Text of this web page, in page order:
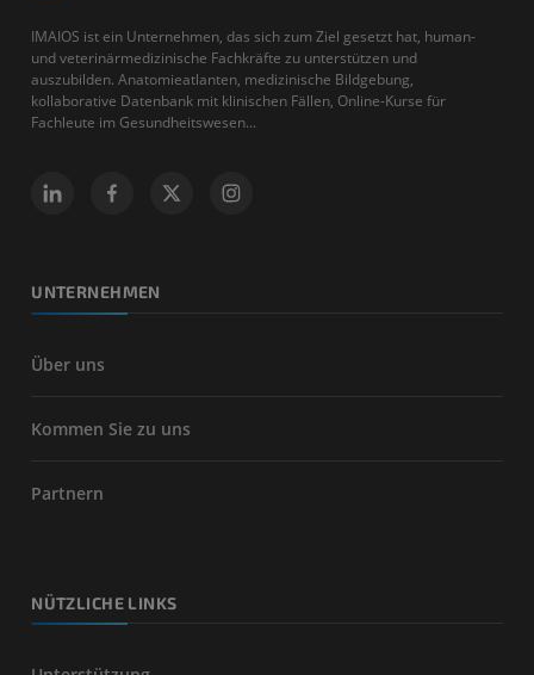
IMAIOS ist ein Unternehmen, das sich zum Ziel gesetzt hat, human-
und veterinärmedizinische Fachkräfte zu unterstützen und
auszubilden. Anatomieatlanten, medizinische Bildgebung,
kollaborative Datenbank mit klinischen Fällen, Online-Kurse für
Fachleute im Gesundheitswesen...
UNTERNEHMEN
Über uns
Kommen Sie zu uns
Partnern
NÜTZLICHE LINKS